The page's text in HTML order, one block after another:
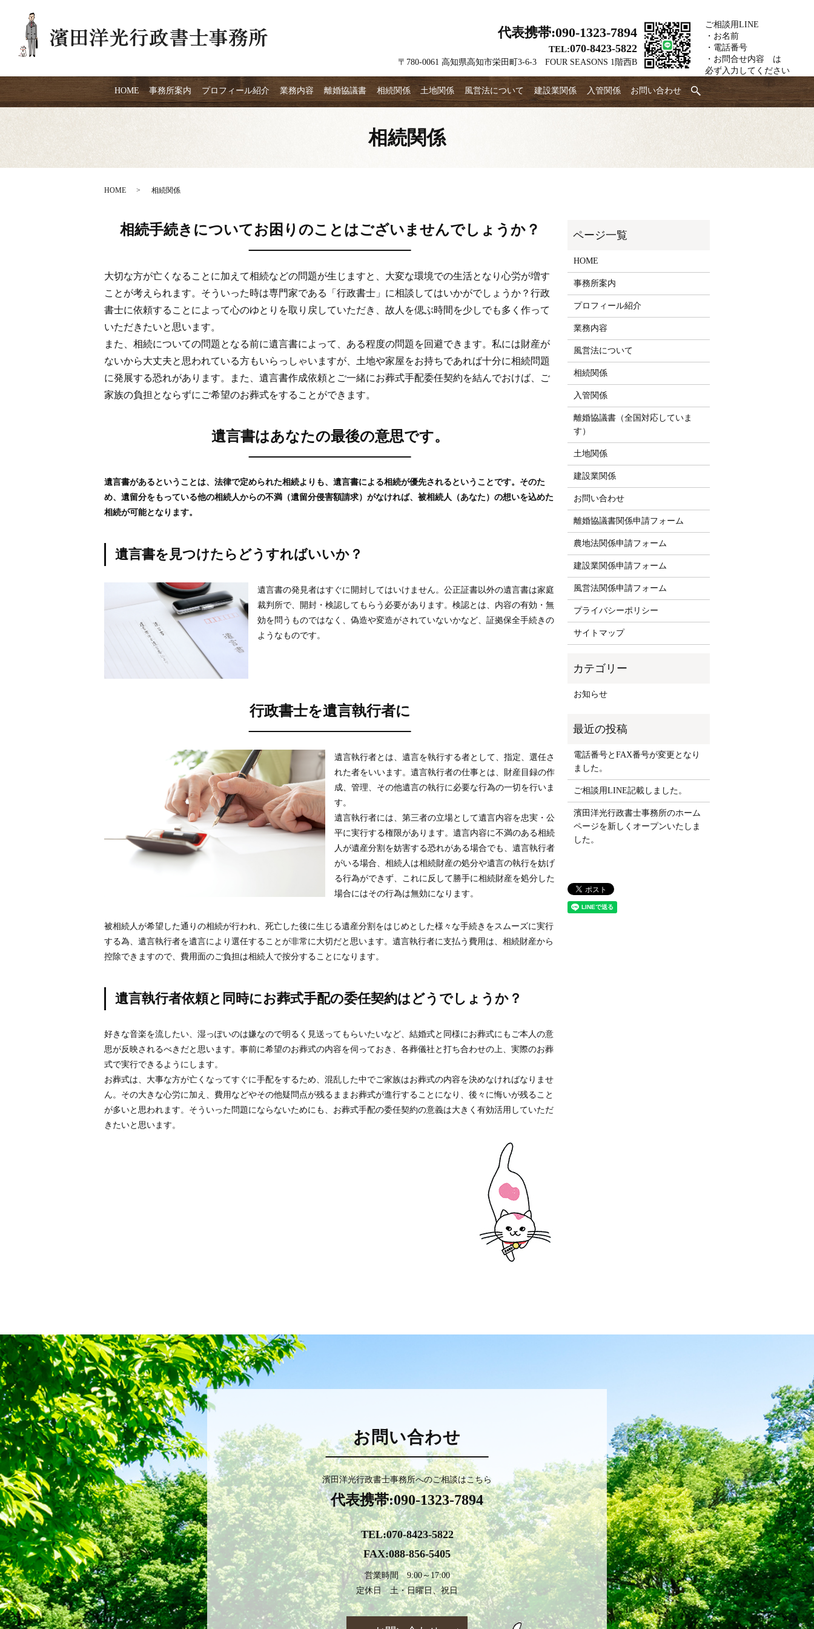
代表携帯:090-1323-7894
TEL:070-8423-5822
〒780-0061 高知県高知市栄田町3-6-3 FOUR SEASONS 1階西B
ご相談用LINE
・お名前
・電話番号
・お問合せ内容 は
必ず入力してください
HOME 事務所案内 プロフィール紹介 業務内容 離婚協議書 相続関係 土地関係 風営法について 建設業関係 入管関係 お問い合わせ
相続関係
HOME 相続関係
相続手続きについてお困りのことはございませんでしょうか？
大切な方が亡くなることに加えて相続などの問題が生じますと、大変な環境での生活となり心労が増す
ことが考えられます。そういった時は専門家である「行政書士」に相談してはいかがでしょうか？行政
書士に依頼することによって心のゆとりを取り戻していただき、故人を偲ぶ時間を少しでも多く作って
いただきたいと思います。
また、相続についての問題となる前に遺言書によって、ある程度の問題を回避できます。私には財産が
ないから大丈夫と思われている方もいらっしゃいますが、土地や家屋をお持ちであれば十分に相続問題
に発展する恐れがあります。また、遺言書作成依頼とご一緒にお葬式手配委任契約を結んでおけば、ご
家族の負担とならずにご希望のお葬式をすることができます。
遺言書はあなたの最後の意思です。
遺言書があるということは、法律で定められた相続よりも、遺言書による相続が優先されるということです。そのた
め、遺留分をもっている他の相続人からの不満（遺留分侵害額請求）がなければ、被相続人（あなた）の想いを込めた
相続が可能となります。
遺言書を見つけたらどうすればいいか？
遺言書の発見者はすぐに開封してはいけません。公正証書以外の遺言書は家庭
裁判所で、開封・検認してもらう必要があります。検認とは、内容の有効・無
効を問うものではなく、偽造や変造がされていないかなど、証拠保全手続きの
ようなものです。
行政書士を遺言執行者に
遺言執行者とは、遺言を執行する者として、指定、選任さ
れた者をいいます。遺言執行者の仕事とは、財産目録の作
成、管理、その他遺言の執行に必要な行為の一切を行いま
す。
遺言執行者には、第三者の立場として遺言内容を忠実・公
平に実行する権限があります。遺言内容に不満のある相続
人が遺産分割を妨害する恐れがある場合でも、遺言執行者
がいる場合、相続人は相続財産の処分や遺言の執行を妨げ
る行為ができず、これに反して勝手に相続財産を処分した
場合にはその行為は無効になります。
被相続人が希望した通りの相続が行われ、死亡した後に生じる遺産分割をはじめとした様々な手続きをスムーズに実行
する為、遺言執行者を遺言により選任することが非常に大切だと思います。遺言執行者に支払う費用は、相続財産から
控除できますので、費用面のご負担は相続人で按分することになります。
遺言執行者依頼と同時にお葬式手配の委任契約はどうでしょうか？
好きな音楽を流したい、湿っぽいのは嫌なので明るく見送ってもらいたいなど、結婚式と同様にお葬式にもご本人の意
思が反映されるべきだと思います。事前に希望のお葬式の内容を伺っておき、各葬儀社と打ち合わせの上、実際のお葬
式で実行できるようにします。
お葬式は、大事な方が亡くなってすぐに手配をするため、混乱した中でご家族はお葬式の内容を決めなければなりませ
ん。その大きな心労に加え、費用などやその他疑問点が残るままお葬式が進行することになり、後々に悔いが残ること
が多いと思われます。そういった問題にならないためにも、お葬式手配の委任契約の意義は大きく有効活用していただ
きたいと思います。
HOME
事務所案内
プロフィール紹介
業務内容
風営法について
相続関係
入管関係
離婚協議書（全国対応していま
す）
土地関係
建設業関係
お問い合わせ
離婚協議書関係申請フォーム
農地法関係申請フォーム
建設業関係申請フォーム
風営法関係申請フォーム
プライバシーポリシー
サイトマップ
お知らせ
電話番号とFAX番号が変更となり
ました。
ご相談用LINE記載しました。
濱田洋光行政書士事務所のホーム
ページを新しくオープンいたしま
した。
お問い合わせ
濱田洋光行政書士事務所へのご相談はこちら
代表携帯:090-1323-7894
TEL:070-8423-5822
FAX:088-856-5405
営業時間 9:00～17:00
定休日 土・日曜日、祝日